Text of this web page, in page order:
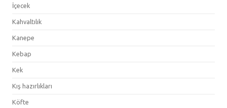
İçecek
Kahvaltılık
Kanepe
Kebap
Kek
Kış hazırlıkları
Köfte